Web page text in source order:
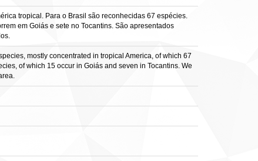
tropical. Para o Brasil são reconhecidas 67 espécies.
em Goiás e sete no Tocantins. São apresentados
mostly concentrated in tropical America, of which 67
of which 15 occur in Goiás and seven in Tocantins. We